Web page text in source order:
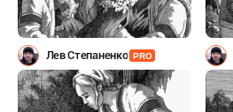
Лев Степаненко PRO